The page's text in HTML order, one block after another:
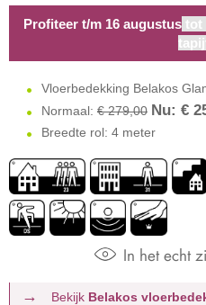
Profiteer t/m 16 augustus tot
Vloerbedekking Belakos
Normaal: € 279,00 Nu: €
Breedte rol: 4 meter
In het echt
Bekijk Belakos